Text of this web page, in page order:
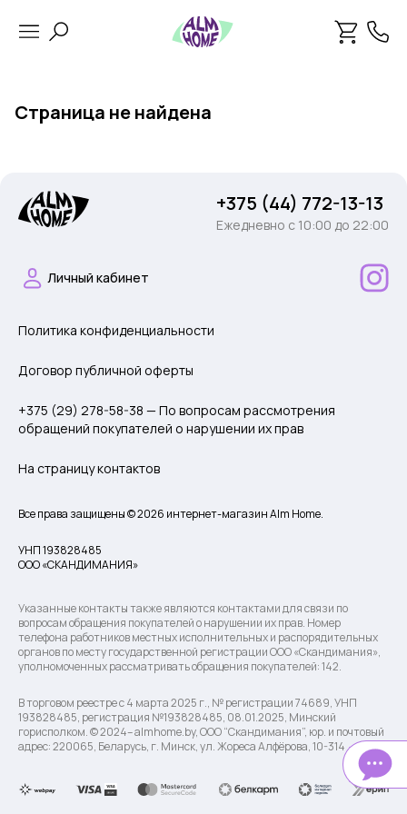
Страница не найдена
+375 (44) 772-13-13
Ежедневно c 10:00 до 22:00
Личный кабинет
Политика конфиденциальности
Договор публичной оферты
+375 (29) 278-58-38 — По вопросам рассмотрения
обращений покупателей о нарушении их прав
На страницу контактов
Все права защищены © 2026 интернет-магазин Alm Home.
УНП 193828485
ООО «СКАНДИМАНИЯ»
Указанные контакты также являются контактами для связи по
вопросам обращения покупателей о нарушении их прав. Номер
телефона работников местных исполнительных и распорядительных
органов по месту государственной регистрации ООО «Скандимания»,
уполномоченных рассматривать обращения покупателей: 142.
В торговом реестре с 4 марта 2025 г., № регистрации 74689, УНП
193828485, регистрация №193828485, 08.01.2025, Минский
горисполком. © 2024– almhome.by, ООО “Скандимания”, юр. и почтовый
адрес: 220065, Беларусь, г. Минск, ул. Жореса Алфёрова, 10-314